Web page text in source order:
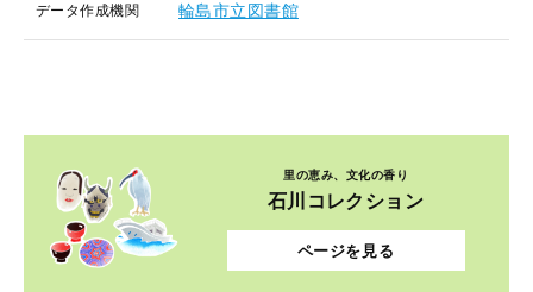
データ作成機関 輪島市立図書館
里の恵み、文化の香り
石川コレクション
ページを見る